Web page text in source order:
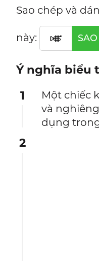
Sao chép và
này: 🎺
Ý nghĩa biểu
1
Một chiếc
và
dụng
2